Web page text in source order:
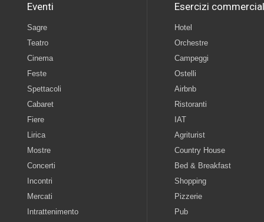
Eventi
Sagre
Teatro
Cinema
Feste
Spettacoli
Cabaret
Fiere
Lirica
Mostre
Concerti
Incontri
Mercati
Intrattenimento
Esercizi
Hotel
Orchestre
Campeggi
Ostelli
Airbnb
Ristoranti
IAT
Agriturist
Country House
Bed & Breakfast
Shopping
Pizzerie
Pub